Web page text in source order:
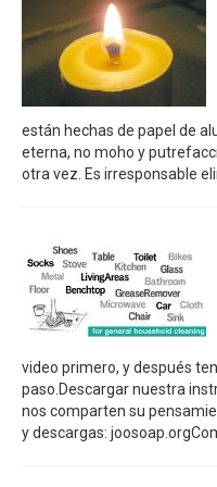
están hechas de papel de
eterna, no moho y
otra vez. Es irresponsable
video primero, y después
paso.Descargar nuestra
nos comparten su
y descargas: